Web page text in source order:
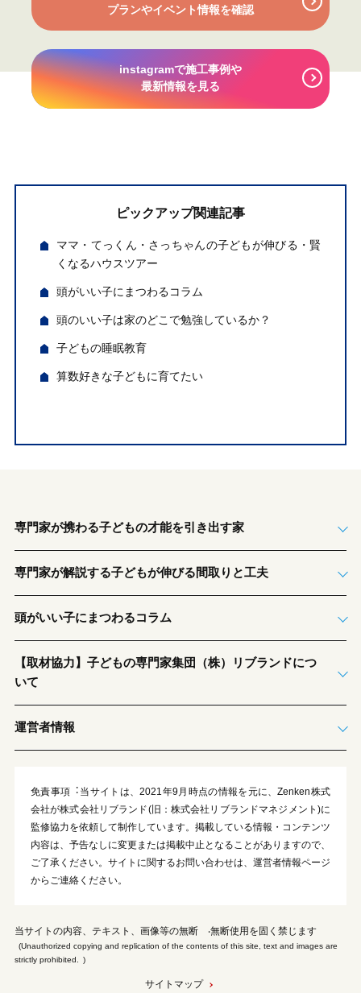
プランやイベント情報を確認
instagramで施工事例や
最新情報を見る
ピックアップ関連記事
ママ・てっくん・さっちゃんの子どもが伸びる・賢
くなるハウスツアー
頭がいい子にまつわるコラム
頭のいい子は家のどこで勉強しているか？
子どもの睡眠教育
算数好きな子どもに育てたい
専門家が携わる子どもの才能を引き出す家
専門家が解説する子どもが伸びる間取りと工夫
頭がいい子にまつわるコラム
【取材協力】子どもの専門家集団（株）リブランドにつ
いて
運営者情報
免責事項︓当サイトは、2021年9月時点の情報を元に、Zenken株式
会社が株式会社リブランド(旧：株式会社リブランドマネジメント)に
監修協力を依頼して制作しています。掲載している情報・コンテンツ
内容は、予告なしに変更または掲載中止となることがありますので、
ご了承ください。サイトに関するお問い合わせは、運営者情報ページ
からご連絡ください。
当サイトの内容、テキスト、画像等の無断 ‧無断使⽤を固く禁じます
(Unauthorized copying and replication of the contents of this site, text and images are
strictly prohibited. )
サイトマップ